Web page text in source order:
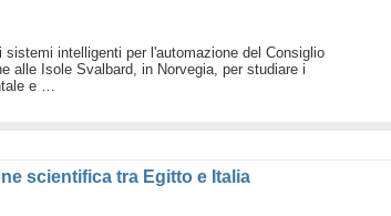
intelligenti per l'automazione del Consiglio
alle Isole Svalbard, in Norvegia, per studiare i
e …
scientifica tra Egitto e Italia